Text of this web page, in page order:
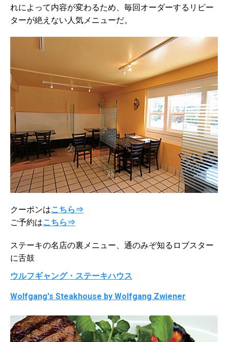
れによって内容が変わるため、毎回オーダーするリピー
ターが絶えない人気メニューだ。
クーポンはこちら⇒
ご予約はこちら⇒
ステーキの名店の裏メニュー、通のみぞ知るロブスター
に舌鼓
ウルフギャング・ステーキハウス
Wolfgang's Steakhouse by Wolfgang Zwiener